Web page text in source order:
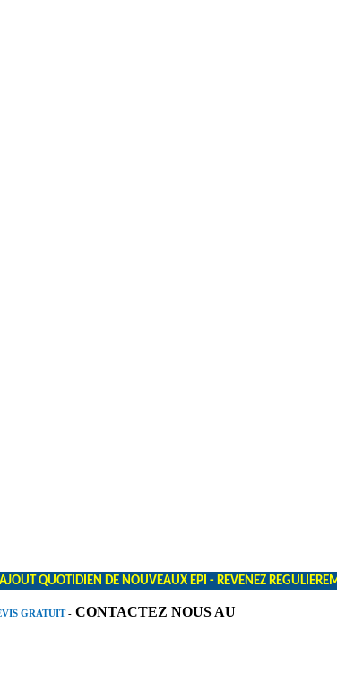
AJOUT QUOTIDIEN DE NOUVEAUX EPI - REVENEZ
GRATUIT- CONTACTEZ NOUS AU